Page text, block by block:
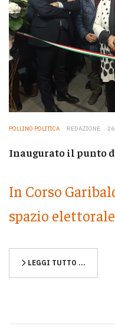
POLLINO POLITICA REDAZIONE 26
Inaugurato il punto
In Corso
spazio elettorale
LEGGI TUTTO …